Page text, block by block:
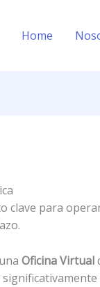
Home
para
Oficina Virtual